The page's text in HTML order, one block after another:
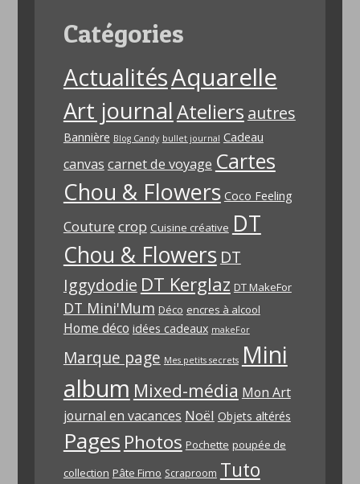
Catégories
ActualitésAquarelle
Art journalAteliers autres
Bannière Blog Candy bullet journal Cadeau
canvas carnet de voyage Cartes
Chou & Flowers Coco Feeling
Couture crop Cuisine créative DT
Chou & Flowers DT
Iggydodie DT Kerglaz DT MakeFor
DT Mini'Mum Déco encres à alcool
Home déco idées cadeaux makeFor
Marque page Mes petits secrets Mini
album Mixed-média Mon Art
journal en vacances Noël Objets altérés
Pages Photos Pochette poupée de
collection Pâte Fimo Scraproom Tuto